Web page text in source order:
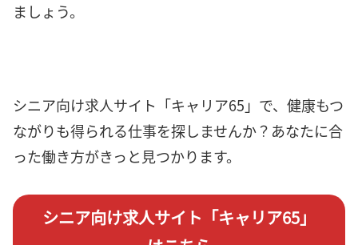
ましょう。
シニア向け求人サイト「キャリア65」で、健康もつ
ながりも得られる仕事を探しませんか？あなたに合
った働き方がきっと見つかります。
シニア向け求人サイト「キャリア65」